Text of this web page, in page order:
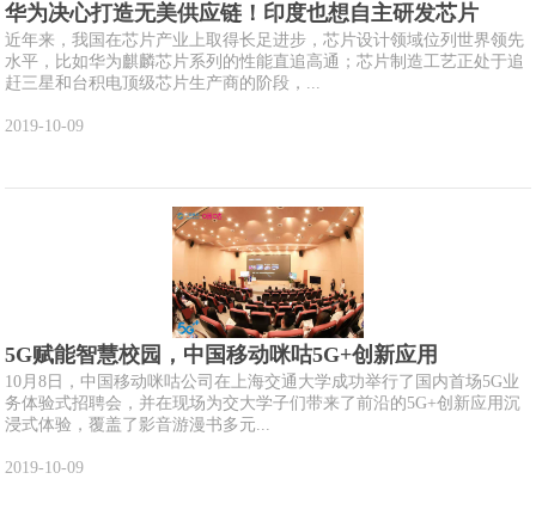
华为决心打造无美供应链！印度也想自主研发芯片
近年来，我国在芯片产业上取得长足进步，芯片设计领域位列世界领先
水平，比如华为麒麟芯片系列的性能直追高通；芯片制造工艺正处于追
赶三星和台积电顶级芯片生产商的阶段，...
2019-10-09
5G赋能智慧校园，中国移动咪咕5G+创新应用
10月8日，中国移动咪咕公司在上海交通大学成功举行了国内首场5G业
务体验式招聘会，并在现场为交大学子们带来了前沿的5G+创新应用沉
浸式体验，覆盖了影音游漫书多元...
2019-10-09